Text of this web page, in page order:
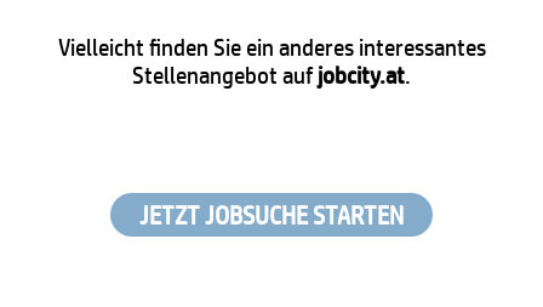
Vielleicht finden Sie ein anderes interessantes
Stellenangebot aufjobcity.at.
JETZT JOBSUCHE STARTEN